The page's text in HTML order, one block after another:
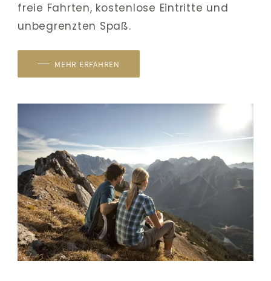
freie Fahrten, kostenlose Eintritte und
unbegrenzten Spaß.
MEHR ERFAHREN